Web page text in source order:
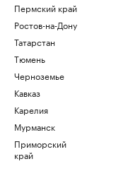
Пермский край
Ростов-на-Дону
Татарстан
Тюмень
Черноземье
Кавказ
Карелия
Мурманск
Приморский
край